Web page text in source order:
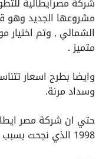
مشروعها الجديد وهو
الشمالي , وتم اختيار
متميز .
وايضا بطرح اسعار
وسداد مرنة.
حتي ان شركة مصر
1998 الذي نجحت بسبب مجموعة مشاريعها المميزة.